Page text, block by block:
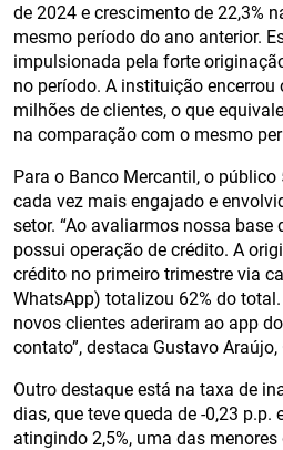
de 2024 e crescimento de 22,3%
mesmo período do ano anterior.
impulsionada pela forte
no período. A instituição encerrou
milhões de clientes, o que
na comparação com o mesmo
Para o Banco Mercantil, o
cada vez mais engajado e
setor. “Ao avaliarmos nossa base
possui operação de crédito. A
crédito no primeiro trimestre via
WhatsApp) totalizou 62% do
novos clientes aderiram ao app
contato”, destaca Gustavo
Outro destaque está na taxa de
dias, que teve queda de -0,23 p.p.
atingindo 2,5%, uma das